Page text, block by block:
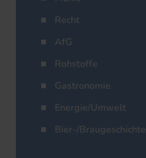
Recht
AfG
Rohstoffe
Gastronomie
Energie/Umwelt
Bier-/Braugeschichte